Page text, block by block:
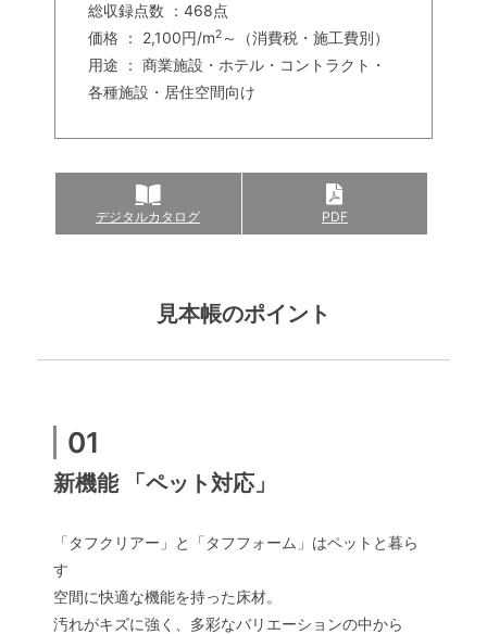
総収録点数 ：468点
価格 ： 2,100円/m2～（消費税・施工費別）
用途 ： 商業施設・ホテル・コントラクト・
各種施設・居住空間向け
デジタルカタログ PDF
見本帳のポイント
01
新機能 「ペット対応」
「タフクリアー」と「タフフォーム」はペットと暮ら
す
空間に快適な機能を持った床材。
汚れがキズに強く、多彩なバリエーションの中から